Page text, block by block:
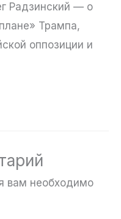
Радзинский — о
Трампа,
оппозиции и
вам необходимо